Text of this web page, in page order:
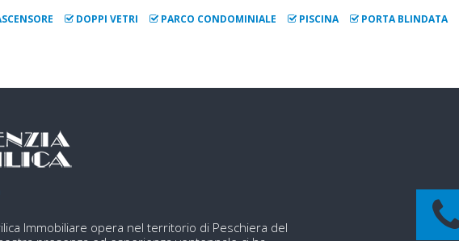
DOPPI VETRI PARCO CONDOMINIALE PISCINA
PORTA BLINDATA
Immobiliare opera nel territorio di Peschiera del